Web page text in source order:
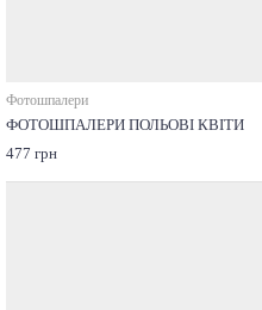
Фотошпалери
ФОТОШПАЛЕРИ ПОЛЬОВІ КВІТИ
477 грн